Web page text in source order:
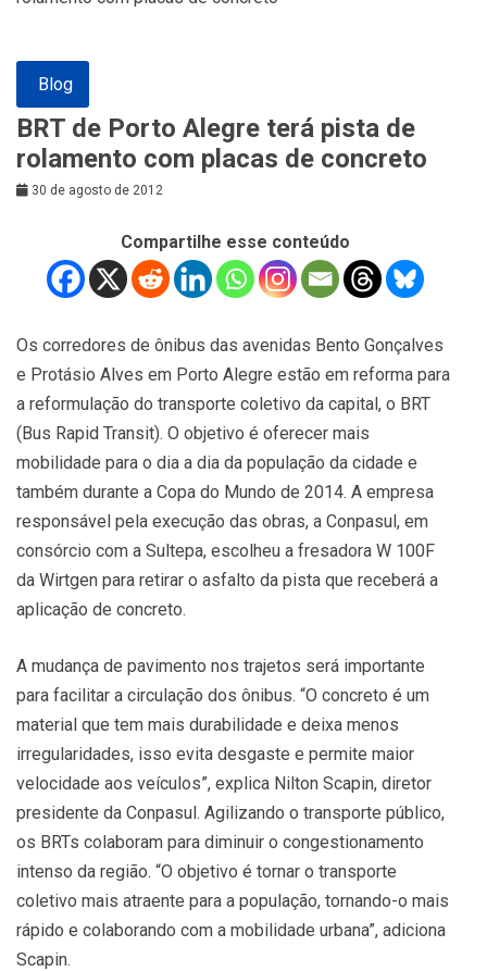
Blog
BRT de Porto Alegre terá pista de
rolamento com placas de concreto
30 de agosto de 2012
Compartilhe esse conteúdo
Os corredores de ônibus das avenidas Bento Gonçalves
e Protásio Alves em Porto Alegre estão em reforma para
a reformulação do transporte coletivo da capital, o BRT
(Bus Rapid Transit). O objetivo é oferecer mais
mobilidade para o dia a dia da população da cidade e
também durante a Copa do Mundo de 2014. A empresa
responsável pela execução das obras, a Conpasul, em
consórcio com a Sultepa, escolheu a fresadora W 100F
da Wirtgen para retirar o asfalto da pista que receberá a
aplicação de concreto.
A mudança de pavimento nos trajetos será importante
para facilitar a circulação dos ônibus. “O concreto é um
material que tem mais durabilidade e deixa menos
irregularidades, isso evita desgaste e permite maior
velocidade aos veículos”, explica Nilton Scapin, diretor
presidente da Conpasul. Agilizando o transporte público,
os BRTs colaboram para diminuir o congestionamento
intenso da região. “O objetivo é tornar o transporte
coletivo mais atraente para a população, tornando-o mais
rápido e colaborando com a mobilidade urbana”, adiciona
Scapin.